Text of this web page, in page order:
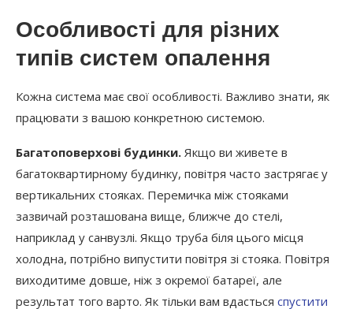
Особливості для різних
типів систем опалення
Кожна система має свої особливості. Важливо знати, як
працювати з вашою конкретною системою.
Багатоповерхові будинки. Якщо ви живете в
багатоквартирному будинку, повітря часто застрягає у
вертикальних стояках. Перемичка між стояками
зазвичай розташована вище, ближче до стелі,
наприклад у санвузлі. Якщо труба біля цього місця
холодна, потрібно випустити повітря зі стояка. Повітря
виходитиме довше, ніж з окремої батареї, але
результат того варто. Як тільки вам вдасться спустити